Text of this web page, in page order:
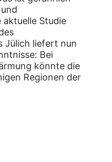
Studie
Jülich liefert nun
Bei
könnte die
Regionen der